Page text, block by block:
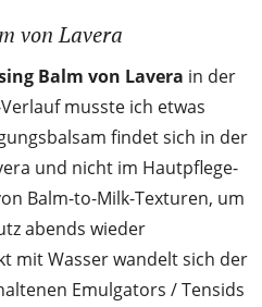
von Lavera
Balm von Lavera in der
musste ich etwas
findet sich in der
und nicht im Hautpflege-
Balm-to-Milk-Texturen, um
abends wieder
mit Wasser wandelt sich der
Emulgators / Tensids